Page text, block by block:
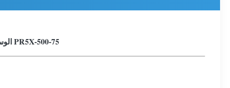
PR5X-500-75 الوسادة المطاطية البولندية المصنوعة من الألياف البصرية Seikoh Giken اليابانية الأصلية